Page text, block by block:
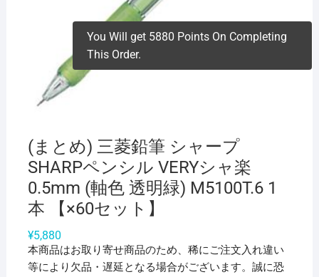
(まとめ) 三菱鉛筆 シャープ
SHARPペンシル VERYシャ楽
0.5mm (軸色 透明緑) M5100T.6 1
本 【×60セット】
¥5,880
本商品はお取り寄せ商品のため、稀にご注文入れ違い
等により欠品・遅延となる場合がございます。誠に恐
You Will get 5880 Points On Completing
This Order.